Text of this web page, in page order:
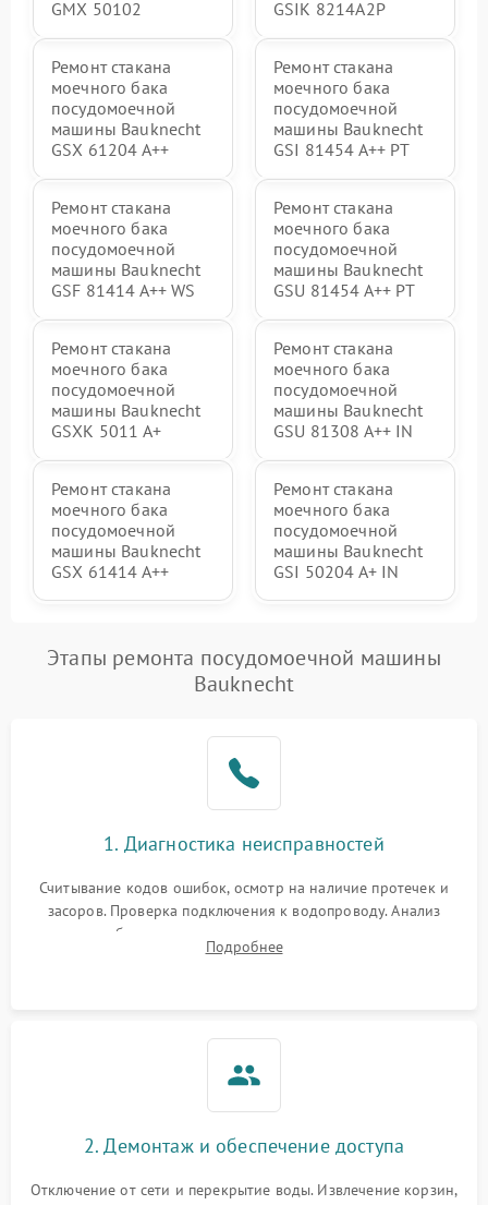
GMX 50102 GSIK 8214A2P
Ремонт стакана
моечного бака
посудомоечной
машины Bauknecht
GSX 61204 A++
Ремонт стакана
моечного бака
посудомоечной
машины Bauknecht
GSI 81454 A++ PT
Ремонт стакана
моечного бака
посудомоечной
машины Bauknecht
GSF 81414 A++ WS
Ремонт стакана
моечного бака
посудомоечной
машины Bauknecht
GSU 81454 A++ PT
Ремонт стакана
моечного бака
посудомоечной
машины Bauknecht
GSXK 5011 A+
Ремонт стакана
моечного бака
посудомоечной
машины Bauknecht
GSU 81308 A++ IN
Ремонт стакана
моечного бака
посудомоечной
машины Bauknecht
GSX 61414 A++
Ремонт стакана
моечного бака
посудомоечной
машины Bauknecht
GSI 50204 A+ IN
Этапы ремонта посудомоечной машины
Bauknecht
1. Диагностика неисправностей
Считывание кодов ошибок, осмотр на наличие протечек и
засоров. Проверка подключения к водопроводу. Анализ
жалоб на отсутствие слива, нагрева, вращения
разбрызгивателей или срабатывание системы защиты
Подробнее
2. Демонтаж и обеспечение доступа
Отключение от сети и перекрытие воды. Извлечение корзин,